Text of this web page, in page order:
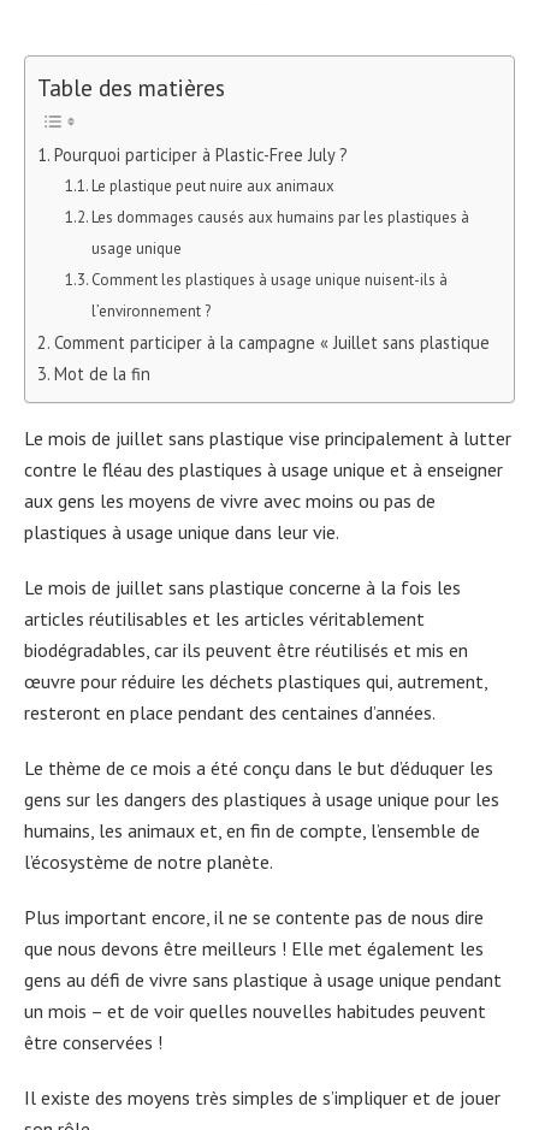
Table des matières
Pourquoi participer à Plastic-Free July ?
Le plastique peut nuire aux animaux
Les dommages causés aux humains par les plastiques à
usage unique
Comment les plastiques à usage unique nuisent-ils à
l’environnement ?
Comment participer à la campagne « Juillet sans plastique
Mot de la fin
Le mois de juillet sans plastique vise principalement à lutter
contre le fléau des plastiques à usage unique et à enseigner
aux gens les moyens de vivre avec moins ou pas de
plastiques à usage unique dans leur vie.
Le mois de juillet sans plastique concerne à la fois les
articles réutilisables et les articles véritablement
biodégradables, car ils peuvent être réutilisés et mis en
œuvre pour réduire les déchets plastiques qui, autrement,
resteront en place pendant des centaines d’années.
Le thème de ce mois a été conçu dans le but d’éduquer les
gens sur les dangers des plastiques à usage unique pour les
humains, les animaux et, en fin de compte, l’ensemble de
l’écosystème de notre planète.
Plus important encore, il ne se contente pas de nous dire
que nous devons être meilleurs ! Elle met également les
gens au défi de vivre sans plastique à usage unique pendant
un mois – et de voir quelles nouvelles habitudes peuvent
être conservées !
Il existe des moyens très simples de s’impliquer et de jouer